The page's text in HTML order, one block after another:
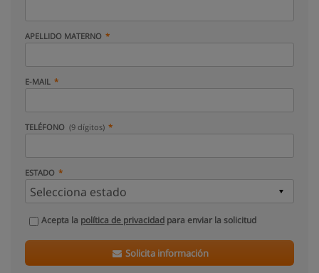
APELLIDO MATERNO
E-MAIL
TELÉFONO (9 dígitos)
ESTADO
Acepta la política de privacidad para enviar la solicitud
Solicita información